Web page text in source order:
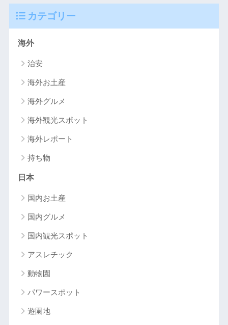
カテゴリー
海外
治安
海外お土産
海外グルメ
海外観光スポット
海外レポート
持ち物
日本
国内お土産
国内グルメ
国内観光スポット
アスレチック
動物園
パワースポット
遊園地